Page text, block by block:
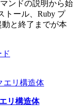
ンドの説明から始
トール、Ruby プ
動と終了までが本
リ構造体